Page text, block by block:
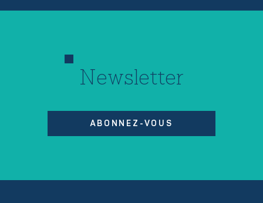
Newsletter
ABONNEZ-VOUS